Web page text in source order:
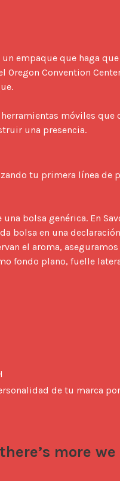
Convention
móviles que
una presencia.
una bolsa genérica. En
bolsa en una
el aroma,
fondo plano, fuelle
de tu marca
more we